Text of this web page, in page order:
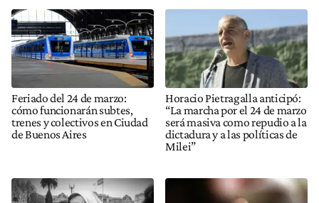
Feriado del 24 de marzo:
cómo funcionarán subtes,
trenes y colectivos en Ciudad
de Buenos Aires
Horacio Pietragalla anticipó:
“La marcha por el 24 de marzo
será masiva como repudio a la
dictadura y a las políticas de
Milei”